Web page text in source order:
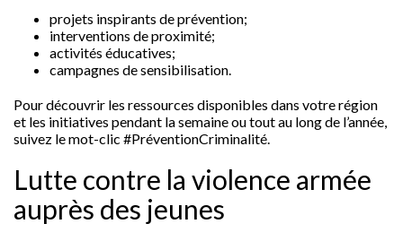
projets inspirants de prévention;
interventions de proximité;
activités éducatives;
campagnes de sensibilisation.
Pour découvrir les ressources disponibles dans votre région
et les initiatives pendant la semaine ou tout au long de l’année,
suivez le mot-clic #PréventionCriminalité.
Lutte contre la violence armée
auprès des jeunes